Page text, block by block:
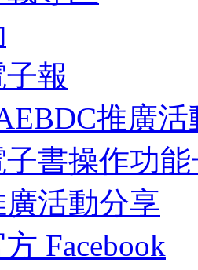
報
推廣活
子書操作功
活動分享
Facebook